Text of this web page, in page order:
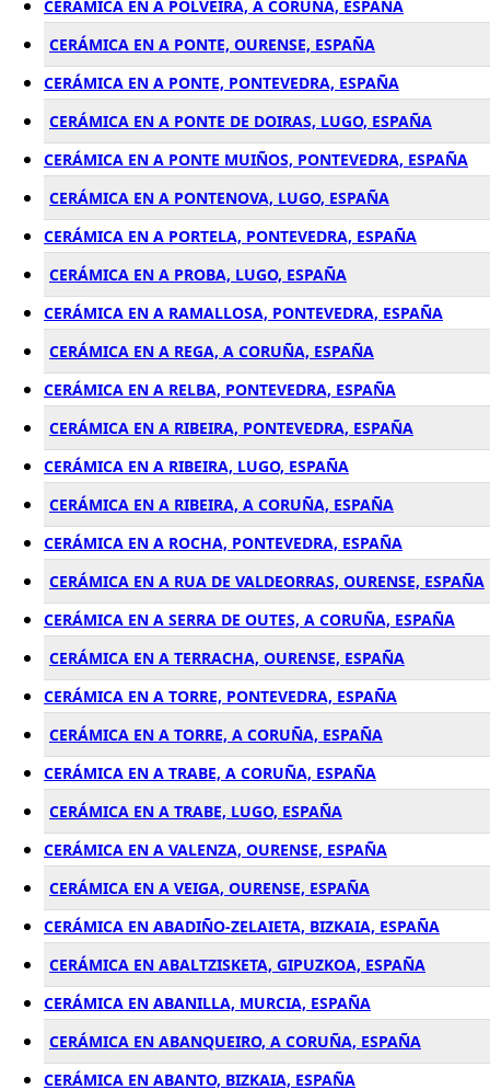
CERÁMICA EN A POLVEIRA, A CORUÑA, ESPAÑA
CERÁMICA EN A PONTE, OURENSE, ESPAÑA
CERÁMICA EN A PONTE, PONTEVEDRA, ESPAÑA
CERÁMICA EN A PONTE DE DOIRAS, LUGO, ESPAÑA
CERÁMICA EN A PONTE MUIÑOS, PONTEVEDRA, ESPAÑA
CERÁMICA EN A PONTENOVA, LUGO, ESPAÑA
CERÁMICA EN A PORTELA, PONTEVEDRA, ESPAÑA
CERÁMICA EN A PROBA, LUGO, ESPAÑA
CERÁMICA EN A RAMALLOSA, PONTEVEDRA, ESPAÑA
CERÁMICA EN A REGA, A CORUÑA, ESPAÑA
CERÁMICA EN A RELBA, PONTEVEDRA, ESPAÑA
CERÁMICA EN A RIBEIRA, PONTEVEDRA, ESPAÑA
CERÁMICA EN A RIBEIRA, LUGO, ESPAÑA
CERÁMICA EN A RIBEIRA, A CORUÑA, ESPAÑA
CERÁMICA EN A ROCHA, PONTEVEDRA, ESPAÑA
CERÁMICA EN A RUA DE VALDEORRAS, OURENSE, ESPAÑA
CERÁMICA EN A SERRA DE OUTES, A CORUÑA, ESPAÑA
CERÁMICA EN A TERRACHA, OURENSE, ESPAÑA
CERÁMICA EN A TORRE, PONTEVEDRA, ESPAÑA
CERÁMICA EN A TORRE, A CORUÑA, ESPAÑA
CERÁMICA EN A TRABE, A CORUÑA, ESPAÑA
CERÁMICA EN A TRABE, LUGO, ESPAÑA
CERÁMICA EN A VALENZA, OURENSE, ESPAÑA
CERÁMICA EN A VEIGA, OURENSE, ESPAÑA
CERÁMICA EN ABADIÑO-ZELAIETA, BIZKAIA, ESPAÑA
CERÁMICA EN ABALTZISKETA, GIPUZKOA, ESPAÑA
CERÁMICA EN ABANILLA, MURCIA, ESPAÑA
CERÁMICA EN ABANQUEIRO, A CORUÑA, ESPAÑA
CERÁMICA EN ABANTO, BIZKAIA, ESPAÑA